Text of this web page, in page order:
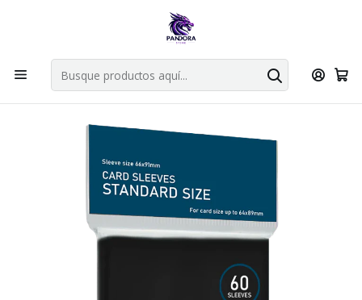
Por compras en cartas singles superiores a 49.990 el envio es
Explorar singles
Inicio Juegos de cartas TCG Accesorios TCG TOP DECK
Protector Top Deck Negro tamaño Standard